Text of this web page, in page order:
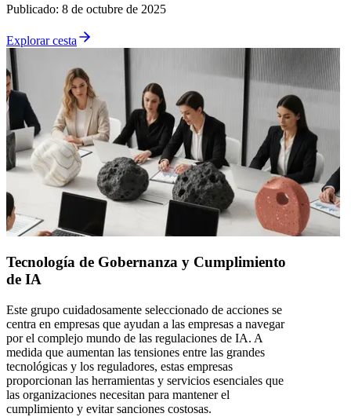
Publicado: 8 de octubre de 2025
Explorar cesta
Tecnología de Gobernanza y Cumplimiento
de IA
Este grupo cuidadosamente seleccionado de acciones se
centra en empresas que ayudan a las empresas a navegar
por el complejo mundo de las regulaciones de IA. A
medida que aumentan las tensiones entre las grandes
tecnológicas y los reguladores, estas empresas
proporcionan las herramientas y servicios esenciales que
las organizaciones necesitan para mantener el
cumplimiento y evitar sanciones costosas.